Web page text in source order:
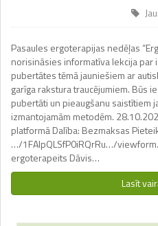
Pasaules ergoterapijas nedēļas
norisināsies informatīva lekcija par
pubertātes tēmā jauniešiem ar
garīga rakstura traucējumiem. Būs
pubertāti un pieaugšanu saistītiem
izmantojamām metodēm.
platformā Dalība: Bezmaksas
…/1FAIpQLSfP0iRQrRu…/
ergoterapeits Dāvis…
Lasīt